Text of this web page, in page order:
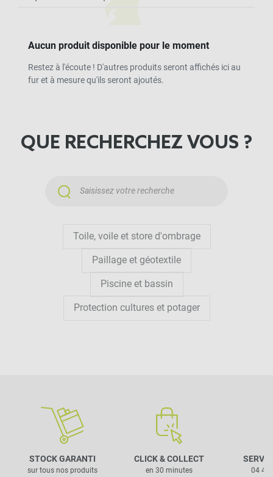
Aucun produit disponible pour le moment
Restez à l'écoute ! D'autres produits seront affichés ici au
fur et à mesure qu'ils seront ajoutés.
QUE RECHERCHEZ VOUS ?
Toile, voile et store d'ombrage
Paillage et géotextile
Piscine et bassin
Protection cultures et potager
STOCK GARANTI
sur tous nos produits
CLICK & COLLECT
en 30 minutes 04 42